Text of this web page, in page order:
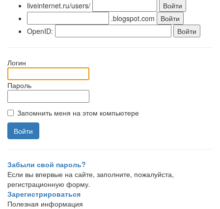
liveinternet.ru/users/
.blogspot.com
OpenID:
Логин
Пароль
Запомнить меня на этом компьютере
Забыли свой пароль?
Если вы впервые на сайте, заполните, пожалуйста,
регистрационную форму.
Зарегистрироваться
Полезная информация